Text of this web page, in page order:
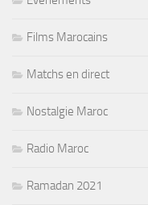
Films Marocains
Matchs en direct
Nostalgie Maroc
Radio Maroc
Ramadan 2021